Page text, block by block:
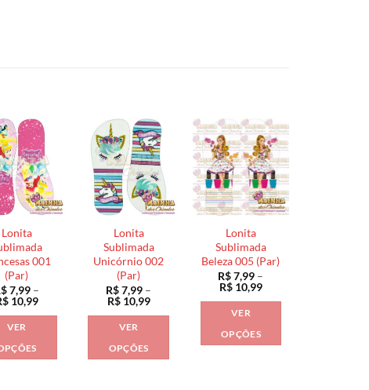
Lonita
001
(Par)
7,99 –
10,99Faixa
VER
Lonita
Sublimada
Unicórnio 002
(Par)
R$7,99 –
R$10,99Faixa
VER
OPÇÕES
Lonita
Sublimada
Beleza 005 (Par)
R$7,99 –
R$10,99Faixa
VER
OPÇÕES